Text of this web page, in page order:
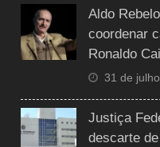
Aldo
coordenar
Ronaldo
31 de
Justiça
descarte